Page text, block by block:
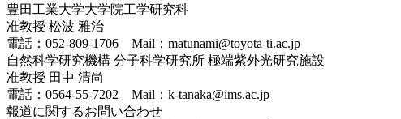
豊田工業大学大学院工学研究科
准教授 松波 雅治
電話：052-809-1706 Mail：matunami@toyota-ti.ac.jp
自然科学研究機構 分子科学研究所 極端紫外光研究施設
准教授 田中 清尚
電話：0564-55-7202 Mail：k-tanaka@ims.ac.jp
報道に関するお問い合わせ